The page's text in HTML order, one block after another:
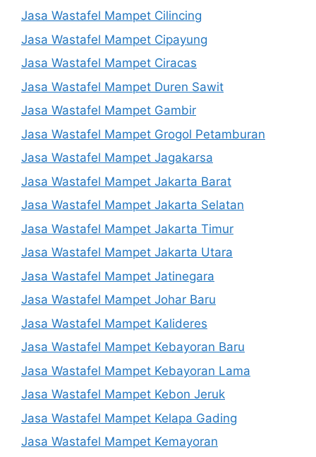
Jasa Wastafel Mampet Cilincing
Jasa Wastafel Mampet Cipayung
Jasa Wastafel Mampet Ciracas
Jasa Wastafel Mampet Duren Sawit
Jasa Wastafel Mampet Gambir
Jasa Wastafel Mampet Grogol Petamburan
Jasa Wastafel Mampet Jagakarsa
Jasa Wastafel Mampet Jakarta Barat
Jasa Wastafel Mampet Jakarta Selatan
Jasa Wastafel Mampet Jakarta Timur
Jasa Wastafel Mampet Jakarta Utara
Jasa Wastafel Mampet Jatinegara
Jasa Wastafel Mampet Johar Baru
Jasa Wastafel Mampet Kalideres
Jasa Wastafel Mampet Kebayoran Baru
Jasa Wastafel Mampet Kebayoran Lama
Jasa Wastafel Mampet Kebon Jeruk
Jasa Wastafel Mampet Kelapa Gading
Jasa Wastafel Mampet Kemayoran